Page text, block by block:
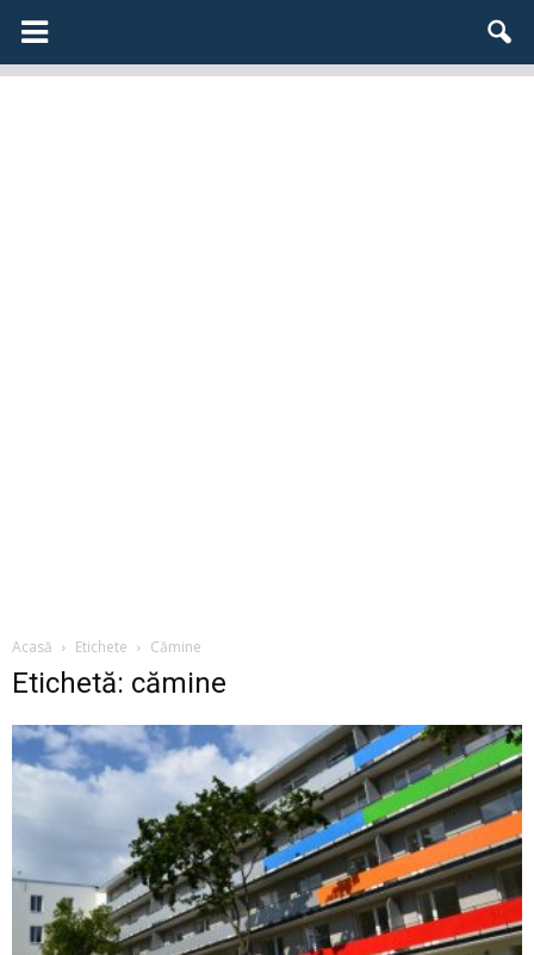
Acasă Etichete Cămine
Etichetă: cămine